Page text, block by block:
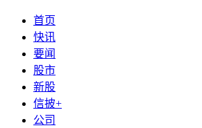
首页
快讯
要闻
股市
新股
信披+
公司